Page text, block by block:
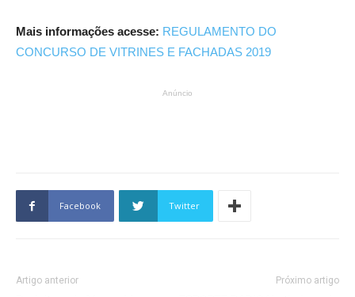
Mais informações acesse: REGULAMENTO DO
CONCURSO DE VITRINES E FACHADAS 2019
Anúncio
Facebook Twitter
Artigo anterior Próximo artigo